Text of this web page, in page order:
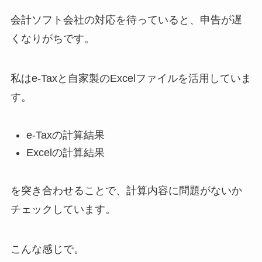
会計ソフト会社の対応を待っていると、申告が遅
くなりがちです。
私はe-Taxと自家製のExcelファイルを活用していま
す。
e-Taxの計算結果
Excelの計算結果
を突き合わせることで、計算内容に問題がないか
チェックしています。
こんな感じで。